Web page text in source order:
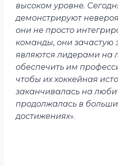
высоком уровне.
демонстрируют
они не просто
команды, они зачастую
являются лидерами на
обеспечить им
чтобы их хоккейная
заканчивалась на
продолжалась в
достижениях».